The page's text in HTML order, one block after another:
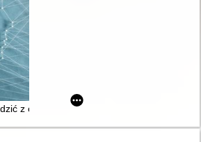
z chorobą naszych czasów : syndrom